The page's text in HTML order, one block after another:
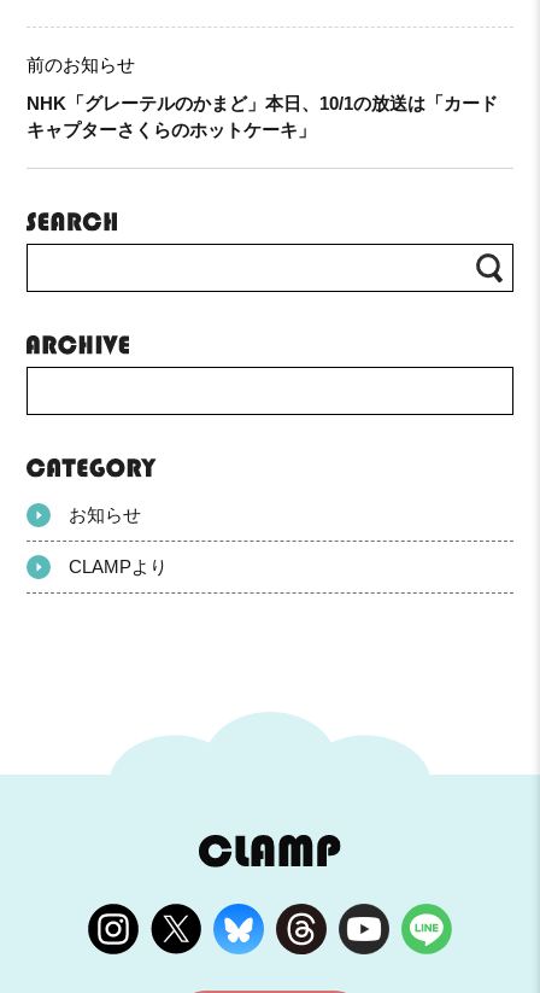
前のお知らせ
NHK「グレーテルのかまど」本日、10/1の放送は「カード
キャプターさくらのホットケーキ」
お知らせ
CLAMPより